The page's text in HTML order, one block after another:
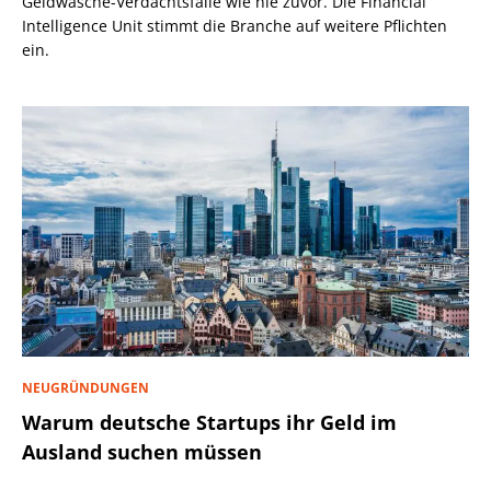
Intelligence Unit stimmt die Branche auf weitere Pflichten
ein.
NEUGRÜNDUNGEN
Warum deutsche Startups ihr Geld im
Ausland suchen müssen